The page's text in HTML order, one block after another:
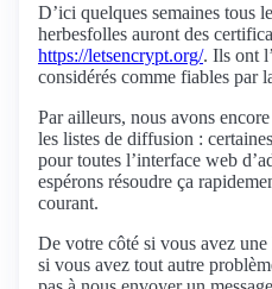
D’ici quelques semaines tous
herbesfolles auront des
https://letsencrypt.org/. Ils ont
considérés comme fiables par
Par ailleurs, nous avons
les listes de diffusion :
pour toutes l’interface web
espérons résoudre ça
courant.
De votre côté si vous avez
si vous avez tout autre